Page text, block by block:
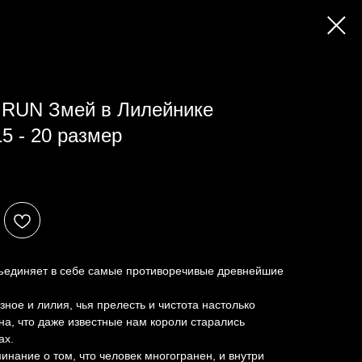
Змей в Лилейнике
- 20 размер
в себе самые противоречивые древнейшие
и лилия, чья прелесть и чистота настолько
что даже известные нам короли старались
о том, что человек многогранен, и внутри